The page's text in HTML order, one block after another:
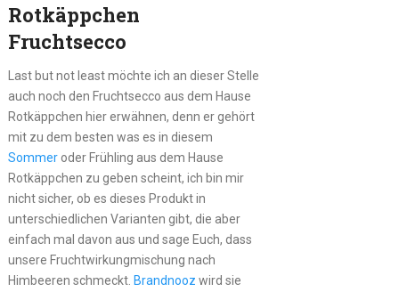
Rotkäppchen
Fruchtsecco
Last but not least möchte ich an dieser Stelle
auch noch den Fruchtsecco aus dem Hause
Rotkäppchen hier erwähnen, denn er gehört
mit zu dem besten was es in diesem
Sommeroder Frühling aus dem Hause
Rotkäppchen zu geben scheint, ich bin mir
nicht sicher, ob es dieses Produkt in
unterschiedlichen Varianten gibt, die aber
einfach mal davon aus und sage Euch, dass
unsere Fruchtwirkungmischung nach
Himbeeren schmeckt. Brandnooz wird sie